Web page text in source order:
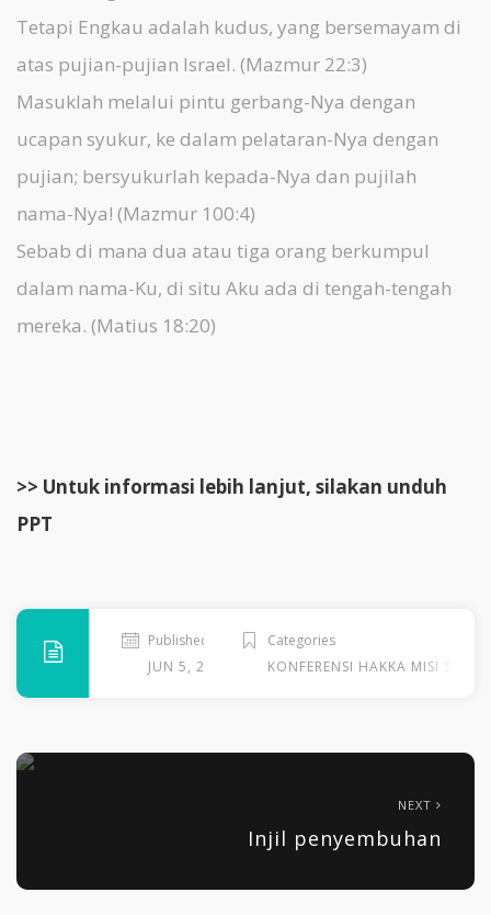
Tetapi Engkau adalah kudus, yang bersemayam di
atas pujian-pujian Israel. (Mazmur 22:3)
Masuklah melalui pintu gerbang-Nya dengan
ucapan syukur, ke dalam pelataran-Nya dengan
pujian; bersyukurlah kepada-Nya dan pujilah
nama-Nya! (Mazmur 100:4)
Sebab di mana dua atau tiga orang berkumpul
dalam nama-Ku, di situ Aku ada di tengah-tengah
mereka. (Matius 18:20)
>> Untuk informasi lebih lanjut, silakan unduh
PPT
Published
JUN 5, 2026
Categories
KONFERENSI HAKKA MISI
NEXT
Injil penyembuhan